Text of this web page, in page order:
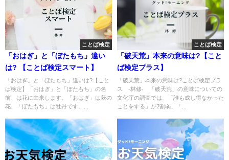
ことば検定
「おはぎ」と「ぼたもち」違い
は? 【ことば検定スマート】
「おはぎ」と「ぼたもち」違いは?【こと
ば検定】「おはぎ」と「ぼたもち」の名
前、は花に由来します。「おはぎ」は萩の
花、「ぼたもち」は牡丹です。...
ことば検定
「破天荒」本来の意味は?【こと
ば検定プラス】
「破天荒」本来の意味は?ことば検定プラ
ス -林修- 「破天荒」の意味についての
文化庁の調査では、「誰も成し得なかった
ことをする」が2割弱、「...